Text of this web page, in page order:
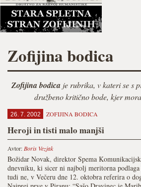
Zofijina bodica
Zofijina bodica je rubrika, v kateri se s
družbeno kritično bode, kjer
26. 7. 2002 ZOFIJINA BODICA
Heroji in tisti malo manjši
Avtor: Boris Vezjak
Božidar Novak, direktor Spema
dnevniku, ki sicer ni najbolj meritorna
tudi ne, v Večeru dne 12. oktobra referira o